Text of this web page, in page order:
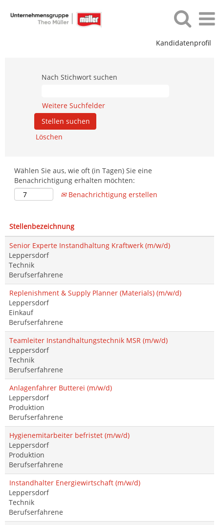
Kandidatenprofil
Nach Stichwort suchen
Weitere Suchfelder
Löschen
Wählen Sie aus, wie oft (in Tagen) Sie eine
Benachrichtigung erhalten möchten:
Benachrichtigung erstellen
Stellenbezeichnung
Senior Experte Instandhaltung Kraftwerk (m/w/d)
Leppersdorf
Technik
Berufserfahrene
Replenishment & Supply Planner (Materials) (m/w/d)
Leppersdorf
Einkauf
Berufserfahrene
Teamleiter Instandhaltungstechnik MSR (m/w/d)
Leppersdorf
Technik
Berufserfahrene
Anlagenfahrer Butterei (m/w/d)
Leppersdorf
Produktion
Berufserfahrene
Hygienemitarbeiter befristet (m/w/d)
Leppersdorf
Produktion
Berufserfahrene
Instandhalter Energiewirtschaft (m/w/d)
Leppersdorf
Technik
Berufserfahrene